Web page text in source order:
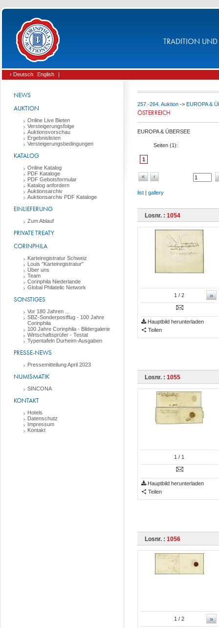
TRADITION UND
› Deutsch English |
NEWS
AUKTION
Online Live Bieten
Versteigerungsfolge
Auktionsvorschau
Ergebnislisten
Versteigerungsbedingungen
KATALOG
Online Katalog
PDF Kataloge
PDF Gebotsformular
Katalog anfordern
Auktionsarchiv
Auktionsarchiv PDF Kataloge
EINLIEFERUNG
Zum Ablauf
PRIVATE TREATY
CORINPHILA
Karteiregistratur Schweiz
Louis "Karteiregistratur"
Über uns
Team
Corinphila Niederlande
Global Philatelic Network
SONSTIGES
Vor 180 Jahren ...
SBZ-Sonderpostflug - 100 Jahre
Corinphila
100 Jahre Corinphila - Bildergalerie
Wirtschaftsprüfer - Testat
Typentafeln Durheim-Ausgaben
PRESSE-NEWS
Pressemitteilung April 2023
NUMISMATIK
SINCONA
KONTAKT
Hotels
Datenschutz
Impressum
Kontakt
257.-264. Auktion -> EUROPA &
ÖSTERREICH
EUROPA & ÜBERSEE
Seiten (1):
1
« ‹
list | gallery
Losnr. : 1054
»
1 / 2
Hauptbild herunterladen
Teilen
Losnr. : 1055
1 / 1
Hauptbild herunterladen
Teilen
Losnr. : 1056
»
1 / 2